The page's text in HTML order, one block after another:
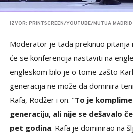
IZVOR: PRINTSCREEN/YOUTUBE/MUTUA MADRID
Moderator je tada prekinuo pitanja
će se konferencija nastaviti na
engleskom bilo je o tome zašto
generacija ne može da dominira
Rafa, Rodžer i on. "To je
generaciju, ali nije se dešavalo
pet godina. Rafa je dominirao na